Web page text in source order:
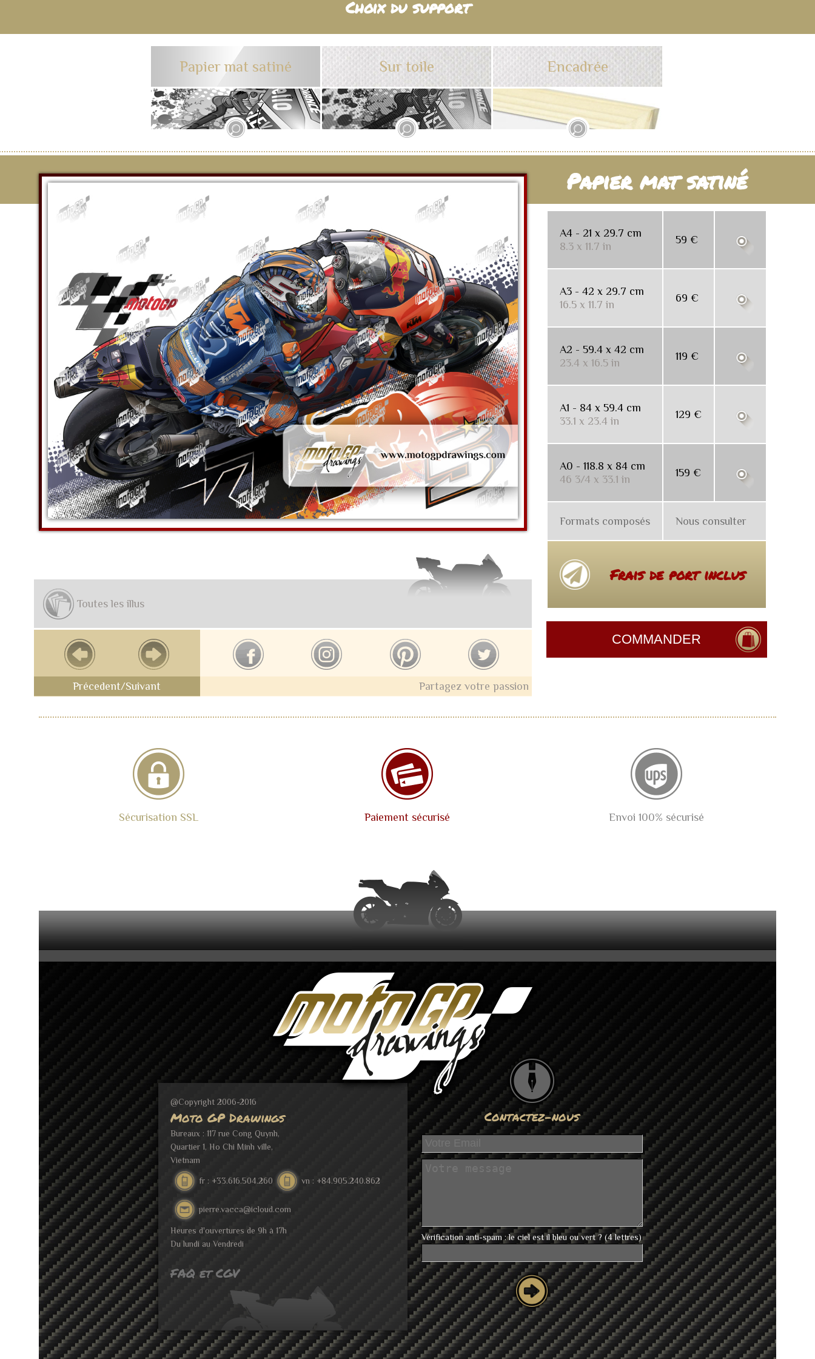
Choix du support
Papier mat satiné Sur toile Encadrée
Toutes les illus
Précedent/Suivant Partagez votre passion
Papier mat satiné
A4 - 21 x 29.7 cm
8.3 x 11.7 in
59 €
A3 - 42 x 29.7 cm
16.5 x 11.7 in
69 €
A2 - 59.4 x 42 cm
23.4 x 16.5 in
119 €
A1 - 84 x 59.4 cm
33.1 x 23.4 in
129 €
A0 - 118.8 x 84 cm
46 3/4 x 33.1 in
159 €
Formats composés Nous consulter
Frais de port inclus
Sécurisation SSL Paiement sécurisé Envoi 100% sécurisé
@Copyright 2006-2016
Moto GP Drawings
Bureaux : 117 rue Cong Quynh,
Quartier 1, Ho Chi Minh ville,
Vietnam
fr : +33.616.504.260 vn : +84.905.240.862
pierre.vacca@icloud.com
Heures d'ouvertures de 9h à 17h
Du lundi au Vendredi
FAQ et CGV
Contactez-nous
Vérification anti-spam : le ciel est il bleu ou vert ? (4 lettres)